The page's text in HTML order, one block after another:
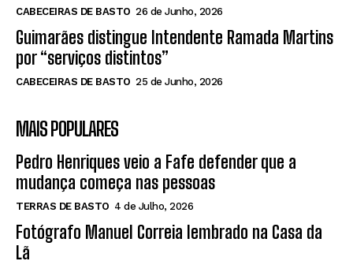
CABECEIRAS DE BASTO 26 de Junho, 2026
Guimarães distingue Intendente Ramada Martins
por “serviços distintos”
CABECEIRAS DE BASTO 25 de Junho, 2026
MAIS POPULARES
Pedro Henriques veio a Fafe defender que a
mudança começa nas pessoas
TERRAS DE BASTO 4 de Julho, 2026
Fotógrafo Manuel Correia lembrado na Casa da
Lã